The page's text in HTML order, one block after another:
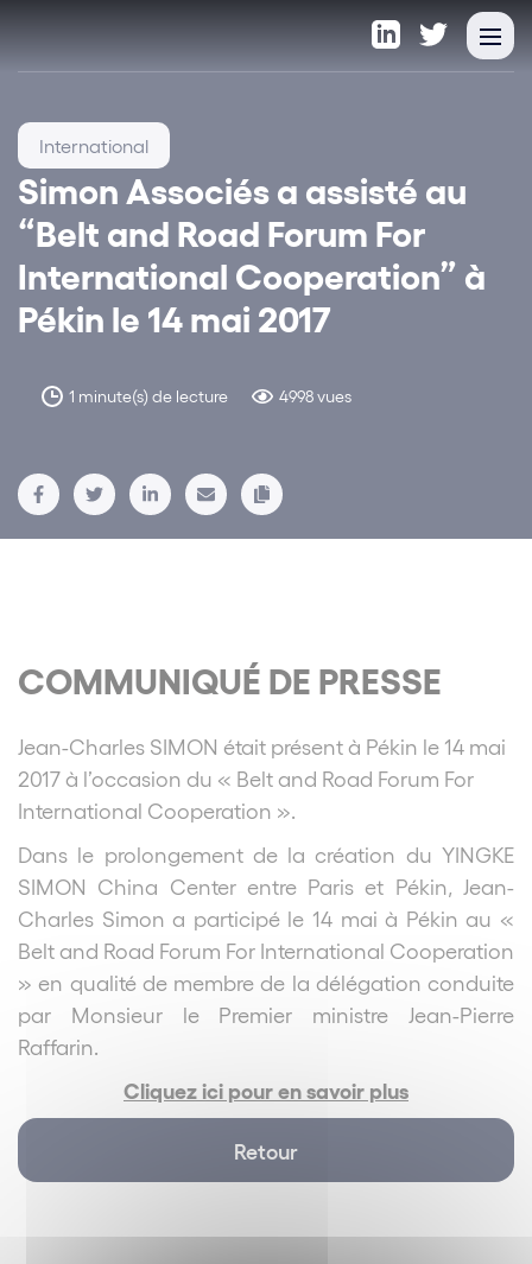
Simon Associés a assisté au
“Belt and Road Forum For
International Cooperation” à
Pékin le 14 mai 2017
1 minute(s) de lecture 4998 vues
International
COMMUNIQUÉ DE PRESSE
Jean-Charles SIMON était présent à Pékin le 14 mai
2017 à l’occasion du « Belt and Road Forum For
International Cooperation ».
Dans le prolongement de la création du YINGKE
SIMON China Center entre Paris et Pékin, Jean-
Charles Simon a participé le 14 mai à Pékin au «
Belt and Road Forum For International Cooperation
» en qualité de membre de la délégation conduite
par Monsieur le Premier ministre Jean-Pierre
Raffarin.
Cliquez ici pour en savoir plus
Retour